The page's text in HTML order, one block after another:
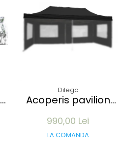
Dilego
Acoperis pavilion
990,00 Lei
LA COMANDA